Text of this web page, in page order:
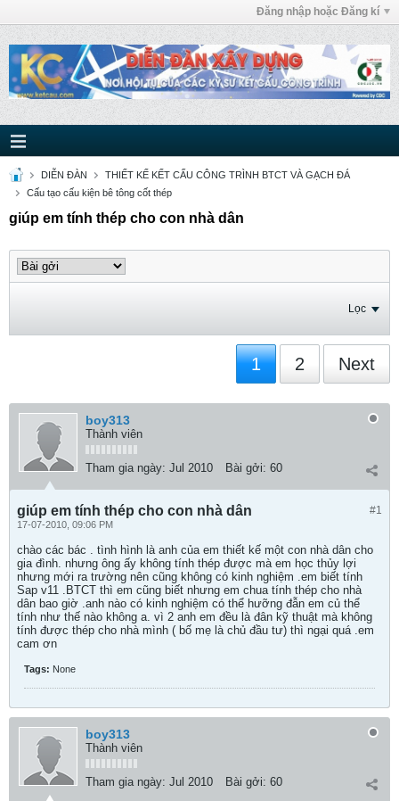
Đăng nhập hoặc Đăng kí
DIỄN ĐÀN
THIẾT KẾ KẾT CẤU CÔNG TRÌNH BTCT VÀ GẠCH ĐÁ
Cấu tạo cấu kiện bê tông cốt thép
giúp em tính thép cho con nhà dân
Lọc
1 2 Next
boy313
Thành viên
Tham gia ngày: Jul 2010 Bài gởi: 60
#1
giúp em tính thép cho con nhà dân
17-07-2010, 09:06 PM
chào các bác . tình hình là anh của em thiết kế một con nhà dân cho
gia đình. nhưng ông ấy không tính thép được mà em học thủy lợi
nhưng mới ra trường nên cũng không có kinh nghiệm .em biết tính
Sap v11 .BTCT thì em cũng biết nhưng em chua tính thép cho nhà
dân bao giờ .anh nào có kinh nghiệm có thể hưỡng đẫn em củ thể
tính như thế nào không a. vì 2 anh em đều là đân kỹ thuật mà không
tính được thép cho nhà mình ( bố mẹ là chủ đầu tư) thì ngại quá .em
cam ơn
Tags: None
boy313
Thành viên
Tham gia ngày: Jul 2010 Bài gởi: 60